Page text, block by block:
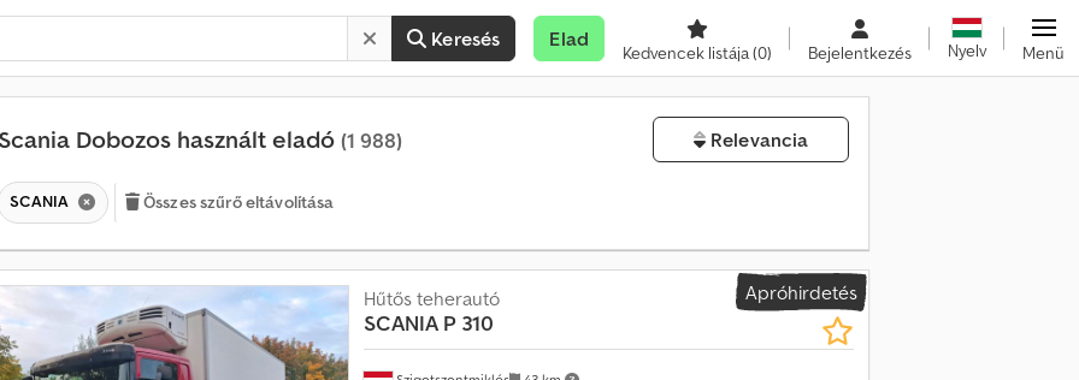
Keresés Elad
Kedvencek listája(0) Bejelentkezés Nyelv Menü
Scania Dobozos használt eladó (1 988) Relevancia
SCANIA Összes szűrő eltávolítása
Apróhirdetés
Hűtős teherautó
SCANIA P 310
É
r
t